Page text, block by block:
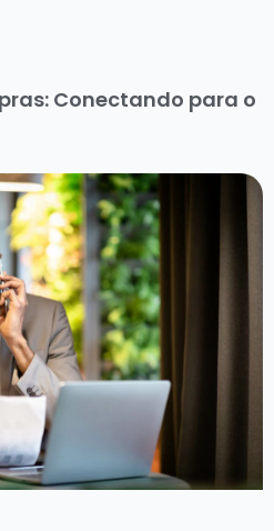
Conectando para o